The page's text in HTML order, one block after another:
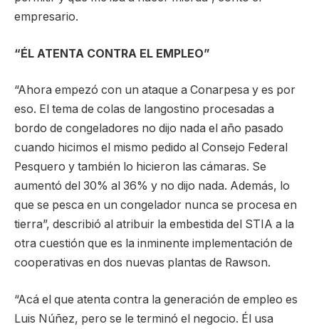
empresario.
“ÉL ATENTA CONTRA EL EMPLEO”
“Ahora empezó con un ataque a Conarpesa y es por
eso. El tema de colas de langostino procesadas a
bordo de congeladores no dijo nada el año pasado
cuando hicimos el mismo pedido al Consejo Federal
Pesquero y también lo hicieron las cámaras. Se
aumentó del 30% al 36% y no dijo nada. Además, lo
que se pesca en un congelador nunca se procesa en
tierra”, describió al atribuir la embestida del STIA a la
otra cuestión que es la inminente implementación de
cooperativas en dos nuevas plantas de Rawson.
“Acá el que atenta contra la generación de empleo es
Luis Núñez, pero se le terminó el negocio. Él usa